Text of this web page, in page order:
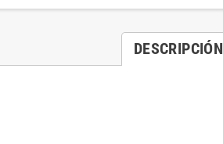
DESCRIPCIÓN